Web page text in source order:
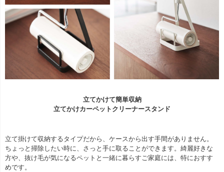
立てかけて簡単収納
立てかけカーペットクリーナースタンド
立て掛けて収納するタイプだから、ケースから出す手間がありません。
ちょっと掃除したい時に、さっと手に取ることができます。綺麗好きな
方や、抜け毛が気になるペットと一緒に暮らすご家庭には、特におすす
めです。